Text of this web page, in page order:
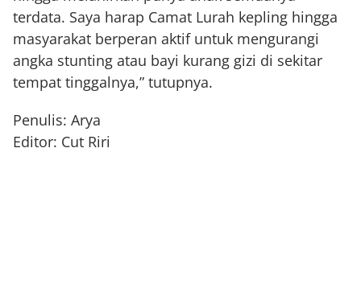
terdata. Saya harap Camat Lurah kepling hingga
masyarakat berperan aktif untuk mengurangi
angka stunting atau bayi kurang gizi di sekitar
tempat tinggalnya,” tutupnya.
Penulis: Arya
Editor: Cut Riri